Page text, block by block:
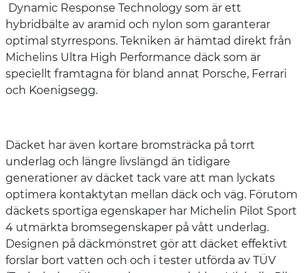
Dynamic Response Technology som är ett
hybridbälte av aramid och nylon som garanterar
optimal styrrespons. Tekniken är hämtad direkt från
Michelins Ultra High Performance däck som är
speciellt framtagna för bland annat Porsche, Ferrari
och Koenigsegg.
Däcket har även kortare bromsträcka på torrt
underlag och längre livslängd än tidigare
generationer av däcket tack vare att man lyckats
optimera kontaktytan mellan däck och väg. Förutom
däckets sportiga egenskaper har Michelin Pilot Sport
4 utmärkta bromsegenskaper på vått underlag.
Designen på däckmönstret gör att däcket effektivt
forslar bort vatten och och i tester utförda av TÜV